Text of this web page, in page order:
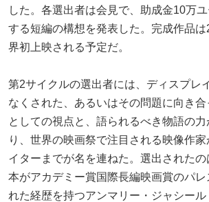
した。各選出者は会見で、助成金10万
する短編の構想を発表した。完成作品
界初上映される予定だ。
第2サイクルの選出者には、ディスプレ
なくされた、あるいはその問題に向き
としての視点と、語られるべき物語の
り、世界の映画祭で注目される映像作
イターまでが名を連ねた。選出された
本がアカデミー賞国際長編映画賞のパ
れた経歴を持つアンマリー・ジャシー